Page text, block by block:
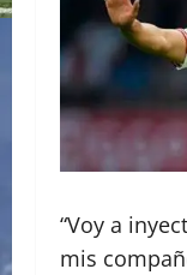
“Voy a
mis